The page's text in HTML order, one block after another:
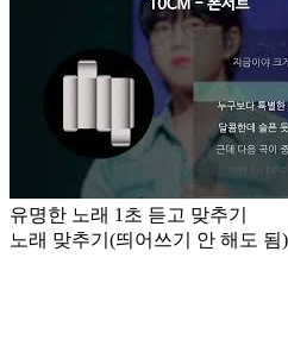
유명한 노래 1초 듣고 맞추기
노래 맞추기(띄어쓰기 안 해도 됨